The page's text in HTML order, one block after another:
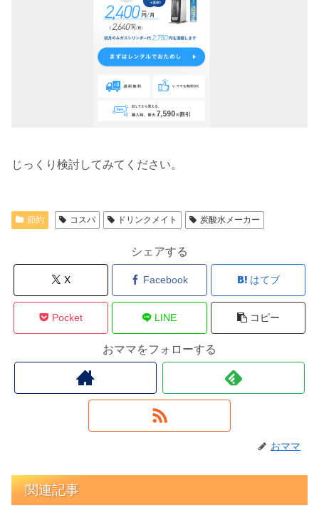
じっくり検討してみてください。
節約 コスパ ドリンクメイト 炭酸水メーカー
シェアする
X Facebook はてブ
Pocket LINE コピー
おママをフォローする
おママ
関連記事